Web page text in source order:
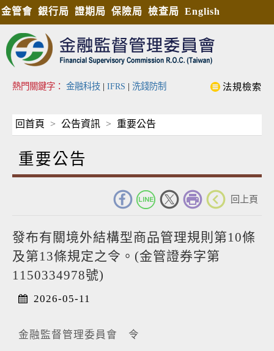
金管會 銀行局 證期局 保險局 檢查局 English
熱門關鍵字： 金融科技 | IFRS | 洗錢防制 法規檢索
回首頁 公告資訊 重要公告
重要公告
回上頁
發布有關境外結構型商品管理規則第10條
及第13條規定之令。(金管證券字第
1150334978號)
2026-05-11
金融監督管理委員會 令